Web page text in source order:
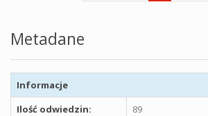
Metadane
Informacje
Ilość odwiedzin:
89